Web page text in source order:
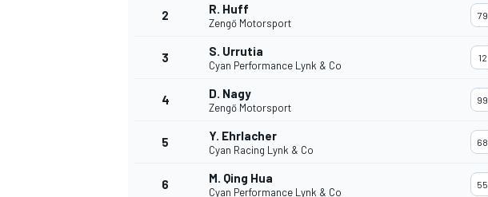
2 R. Huff
Zengő Motorsport
79
3 S. Urrutia
Cyan Performance Lynk & Co
12
4 D. Nagy
Zengő Motorsport
99
5 Y. Ehrlacher
Cyan Racing Lynk & Co
68
6 M. Qing Hua
Cyan Performance Lynk & Co
55